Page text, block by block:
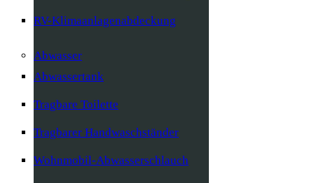
RV-Klimaanlagenabdeckung
Abwasser
Abwassertank
Tragbare Toilette
Tragbarer Handwaschständer
Wohnmobil-Abwasserschlauch